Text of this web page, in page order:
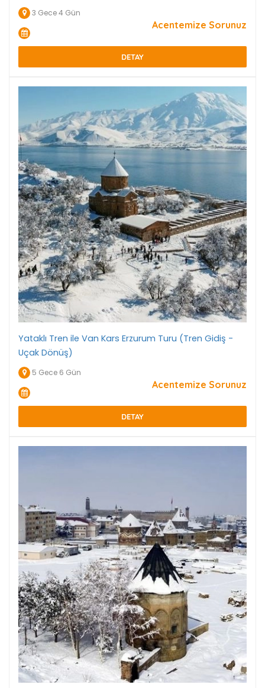
3 Gece 4 Gün
Acentemize Sorunuz
DETAY
Yataklı Tren ile Van Kars Erzurum Turu (Tren Gidiş -
Uçak Dönüş)
5 Gece 6 Gün
Acentemize Sorunuz
DETAY